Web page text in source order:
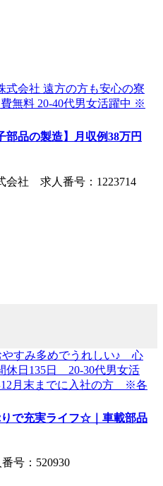
部品の製造】月収例38万円
会社 求人番号：1223714
で充実ライフ☆｜車載部品
号：520930